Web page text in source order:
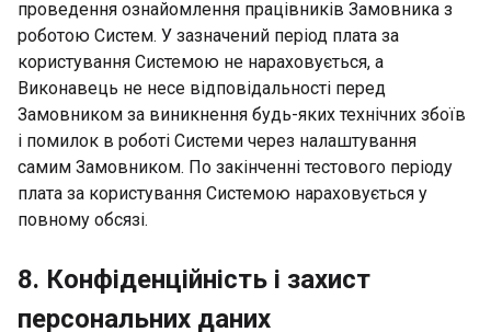
проведення ознайомлення працівників Замовника з
роботою Систем. У зазначений період плата за
користування Системою не нараховується, а
Виконавець не несе відповідальності перед
Замовником за виникнення будь-яких технічних збоїв
і помилок в роботі Системи через налаштування
самим Замовником. По закінченні тестового періоду
плата за користування Системою нараховується у
повному обсязі.
8. Конфіденційність і захист
персональних даних